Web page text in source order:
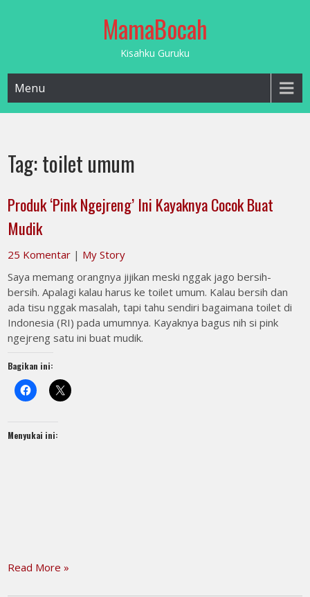
MamaBocah
Kisahku Guruku
Menu
Tag:toilet umum
Produk ‘Pink Ngejreng’ Ini Kayaknya Cocok Buat
Mudik
25 Komentar | My Story
Saya memang orangnya jijikan meski nggak jago bersih-
bersih. Apalagi kalau harus ke toilet umum. Kalau bersih dan
ada tisu nggak masalah, tapi tahu sendiri bagaimana toilet di
Indonesia (RI) pada umumnya. Kayaknya bagus nih si pink
ngejreng satu ini buat mudik.
Bagikan ini:
Menyukai ini:
Read More »